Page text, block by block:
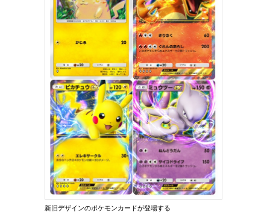
新旧デザインのポケモンカードが登場する